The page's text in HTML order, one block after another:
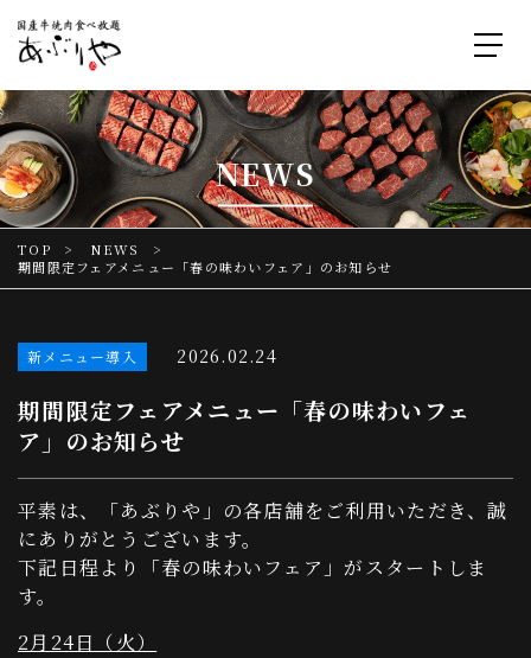
NEWS
TOP
NEWS
期間限定フェアメニュー「春の味わいフェア」のお知らせ
新メニュー導入 2026.02.24
期間限定フェアメニュー「春の味わいフェ
ア」のお知らせ
平素は、「あぶりや」の各店舗をご利用いただき、誠
にありがとうございます。
下記日程より「春の味わいフェア」がスタートしま
す。
2月24日（火）